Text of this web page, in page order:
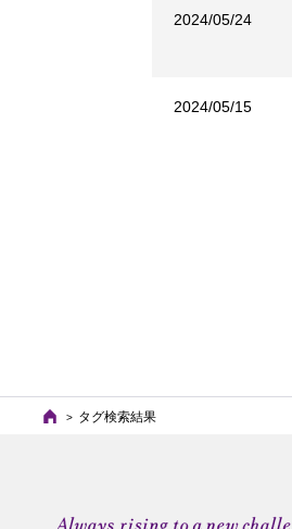
2024/05/24
2024/05/15
タグ検索結果